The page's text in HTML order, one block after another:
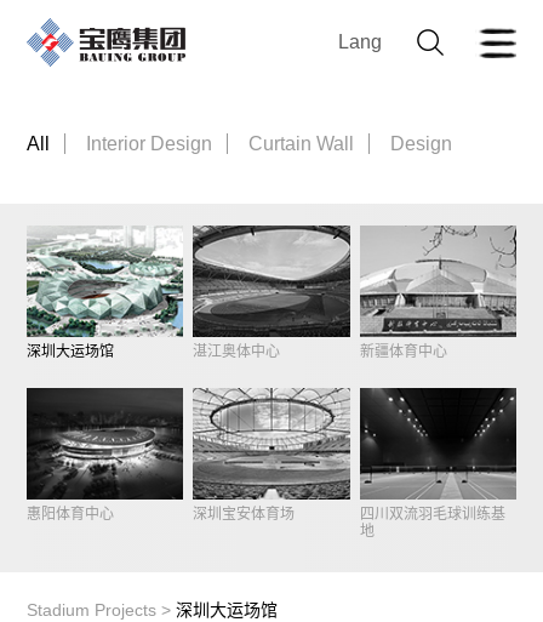
Lang
All Interior Design Curtain Wall Design
深圳大运场馆 湛江奥体中心 新疆体育中心
惠阳体育中心 深圳宝安体育场
四川双流羽毛球训练基
地
Stadium Projects > 深圳大运场馆